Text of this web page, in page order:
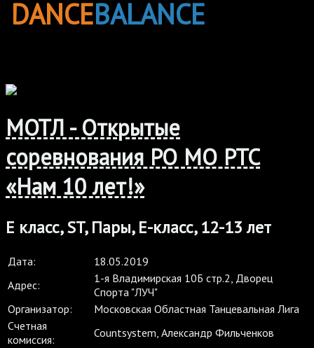
DANCEBALANCE
МОТЛ - Открытые
соревнования РО МО РТС
«Нам 10 лет!»
Е класс, ST, Пары, E-класс, 12-13 лет
Дата:
18.05.2019
Адрес:
1-я Владимирская 10Б стр.2, Дворец
Спорта "ЛУЧ"
Организатор:
Московская Областная Танцевальная Лига
Cчетная
комиссия:
Countsystem, Александр Фильченков